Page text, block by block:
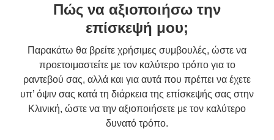
Πώς να αξιοποιήσω την
επίσκεψή μου;
Παρακάτω θα βρείτε χρήσιμες συμβουλές, ώστε να
προετοιμαστείτε με τον καλύτερο τρόπο για το
ραντεβού σας, αλλά και για αυτά που πρέπει να έχετε
υπ’ όψιν σας κατά τη διάρκεια της επίσκεψής σας στην
Κλινική, ώστε να την αξιοποιήσετε με τον καλύτερο
δυνατό τρόπο.